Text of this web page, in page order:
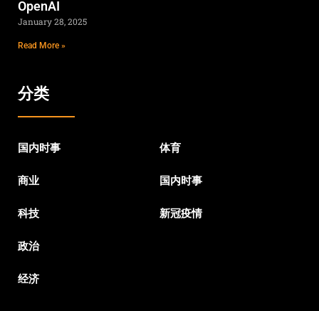
OpenAI
January 28, 2025
Read More »
分类
国内时事
商业
科技
政治
经济
体育
国内时事
新冠疫情